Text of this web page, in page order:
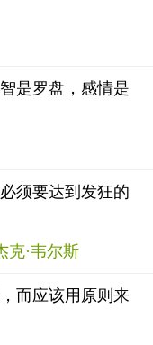
是罗盘，感情是
须要达到发狂的
克·韦尔斯
而应该用原则来